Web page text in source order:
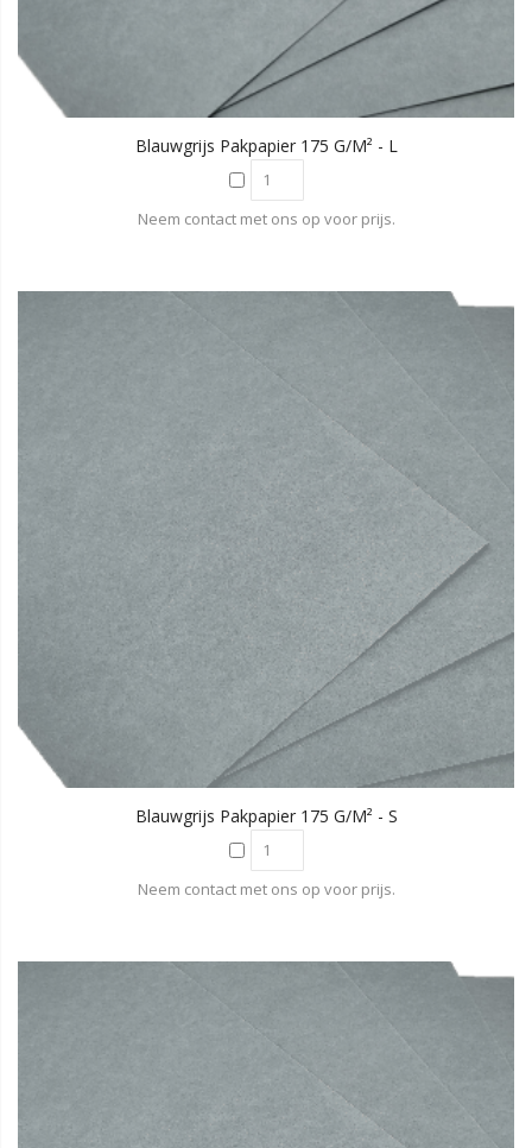
Blauwgrijs Pakpapier 175 G/m² - L
Neem contact met ons op voor prijs.
Blauwgrijs Pakpapier 175 G/m² - S
Neem contact met ons op voor prijs.